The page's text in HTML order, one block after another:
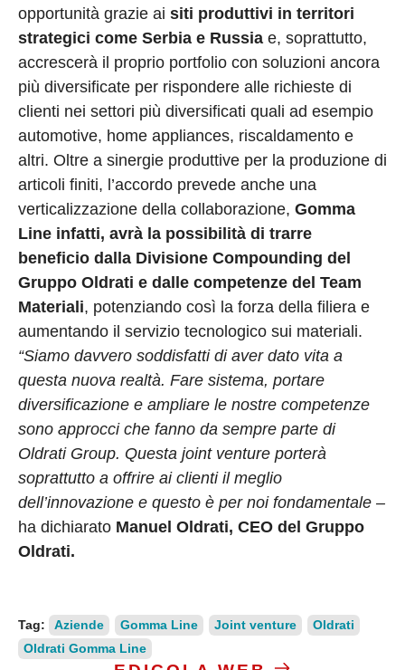
opportunità grazie ai siti produttivi in territori
strategici come Serbia e Russia e, soprattutto,
accrescerà il proprio portfolio con soluzioni ancora
più diversificate per rispondere alle richieste di
clienti nei settori più diversificati quali ad esempio
automotive, home appliances, riscaldamento e
altri. Oltre a sinergie produttive per la produzione di
articoli finiti, l’accordo prevede anche una
verticalizzazione della collaborazione, Gomma
Line infatti, avrà la possibilità di trarre
beneficio dalla Divisione Compounding del
Gruppo Oldrati e dalle competenze del Team
Materiali, potenziando così la forza della filiera e
aumentando il servizio tecnologico sui materiali.
“Siamo davvero soddisfatti di aver dato vita a
questa nuova realtà. Fare sistema, portare
diversificazione e ampliare le nostre competenze
sono approcci che fanno da sempre parte di
Oldrati Group. Questa joint venture porterà
soprattutto a offrire ai clienti il meglio
dell’innovazione e questo è per noi fondamentale –
ha dichiarato Manuel Oldrati, CEO del Gruppo
Oldrati.
Tag: Aziende Gomma Line Joint venture
Oldrati
Oldrati Gomma Line